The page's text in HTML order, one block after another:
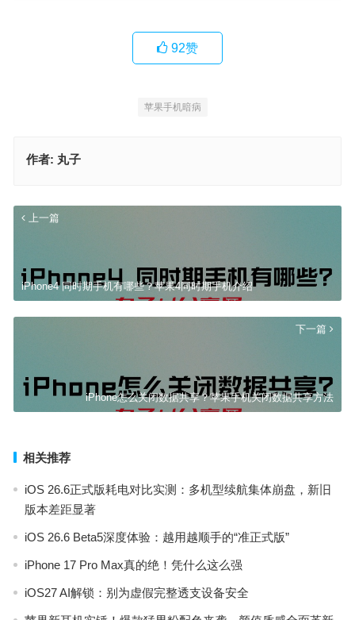
92赞
苹果手机暗病
作者: 丸子
上一篇
iPhone4 同时期手机有哪些？苹果4同时期手机介绍
下一篇
iPhone怎么关闭数据共享？苹果手机关闭数据共享方法
相关推荐
iOS 26.6正式版耗电对比实测：多机型续航集体崩盘，新旧
版本差距显著
iOS 26.6 Beta5深度体验：越用越顺手的“准正式版”
iPhone 17 Pro Max真的绝！凭什么这么强
iOS27 AI解锁：别为虚假完整透支设备安全